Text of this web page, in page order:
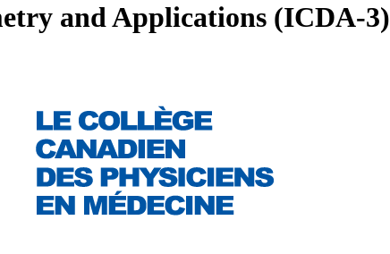
and Applications (ICDA-3)